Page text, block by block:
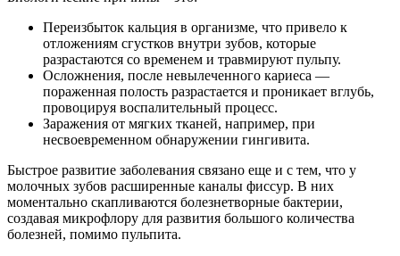
Переизбыток кальция в организме, что привело к
отложениям сгустков внутри зубов, которые
разрастаются со временем и травмируют пульпу.
Осложнения, после невылеченного кариеса —
пораженная полость разрастается и проникает вглубь,
провоцируя воспалительный процесс.
Заражения от мягких тканей, например, при
несвоевременном обнаружении гингивита.
Быстрое развитие заболевания связано еще и с тем, что у
молочных зубов расширенные каналы фиссур. В них
моментально скапливаются болезнетворные бактерии,
создавая микрофлору для развития большого количества
болезней, помимо пульпита.